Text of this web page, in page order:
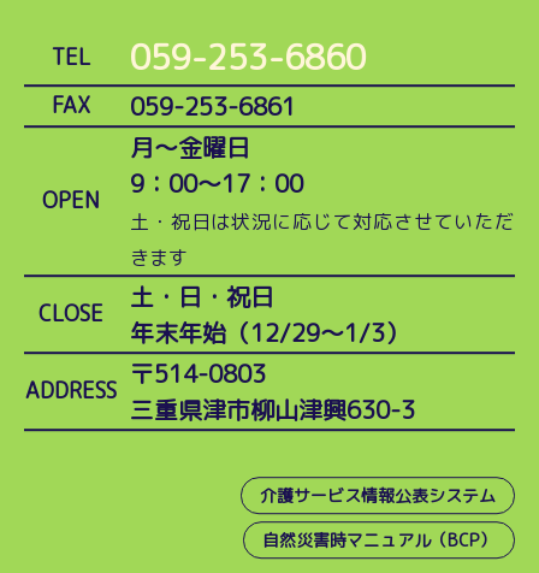
TEL 059-253-6860
FAX 059-253-6861
OPEN
月～金曜日
9：00～17：00
土・祝日は状況に応じて対応させていただ
きます
CLOSE
土・日・祝日
年末年始（12/29～1/3）
ADDRESS
〒514-0803
三重県津市柳山津興630-3
介護サービス情報公表システム
自然災害時マニュアル（BCP）